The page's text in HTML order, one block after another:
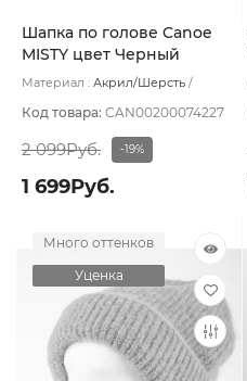
Шапка по голове Canoe
MISTY цвет Черный
угольный
Материал : Акрил/Шерсть
Код товара: CAN00200074227
2 099Руб. -19%
1 699Руб.
Много оттенков
Уценка